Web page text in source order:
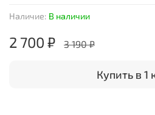
Наличие: В наличии
2 700 ₽ 3 190 ₽
Купить в 1